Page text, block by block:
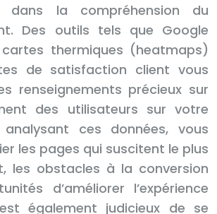
dans la compréhension du
Des outils tels que Google
thermiques (heatmaps)
de satisfaction client vous
renseignements précieux sur
des utilisateurs sur votre
ces données, vous
les pages qui suscitent le plus
les obstacles à la conversion
d’améliorer l’expérience
également judicieux de se